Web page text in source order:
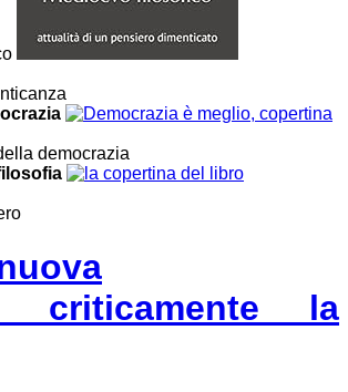
democrazia
criticamente la